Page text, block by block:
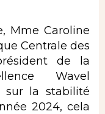
Caroline
Centrale des
de la
Wavel
sur la stabilité
2024, cela